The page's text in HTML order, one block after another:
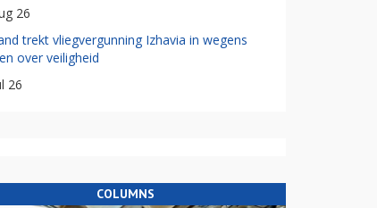
26
trekt vliegvergunning Izhavia in wegens
over veiligheid
26
COLUMNS